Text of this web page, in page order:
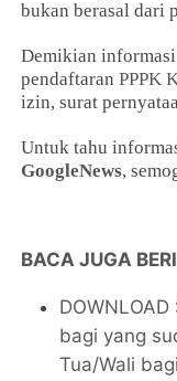
bukan berasal dari
Demikian
pendaftaranPPPK
izin, surat
Untuk tahu
GoogleNews,
BACA JUGA
bagi yang
Tua/Wali